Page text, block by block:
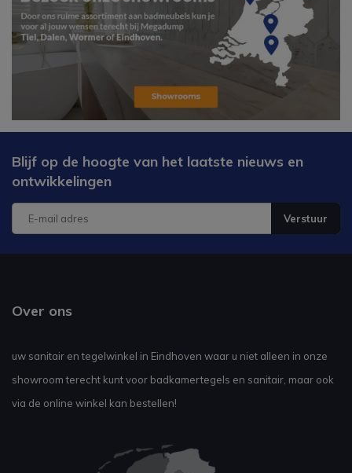
Blijf op de hoogte van het laatste nieuws en
ontwikkelingen
Verstuur
Over ons
uw sanitair en tegelwinkel in Eindhoven waar u niet alleen in onze
showroom terecht kunt voor badkamertegels en sanitair, maar ook
via de online winkel kan bestellen!